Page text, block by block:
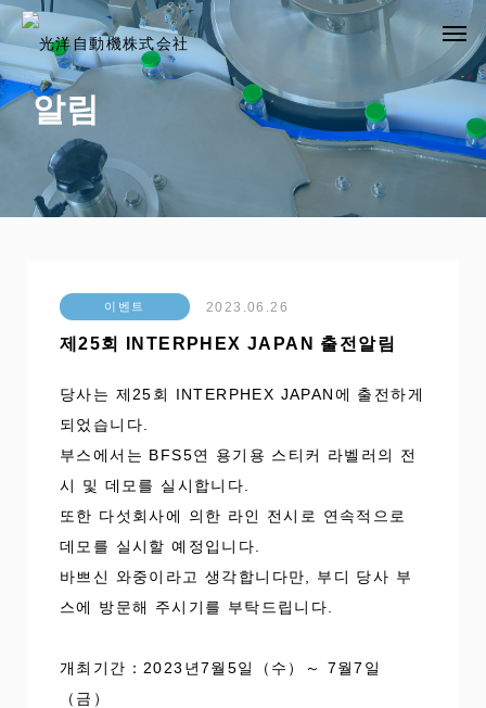
알림
이벤트 2023.06.26
제25회 INTERPHEX JAPAN 출전알림
당사는 제25회 INTERPHEX JAPAN에 출전하게
되었습니다.
부스에서는 BFS5연 용기용 스티커 라벨러의 전
시 및 데모를 실시합니다.
또한 다섯회사에 의한 라인 전시로 연속적으로
데모를 실시할 예정입니다.
바쁘신 와중이라고 생각합니다만, 부디 당사 부
스에 방문해 주시기를 부탁드립니다.
개최기간：2023년7월5일（수） ～ 7월7일
（금）